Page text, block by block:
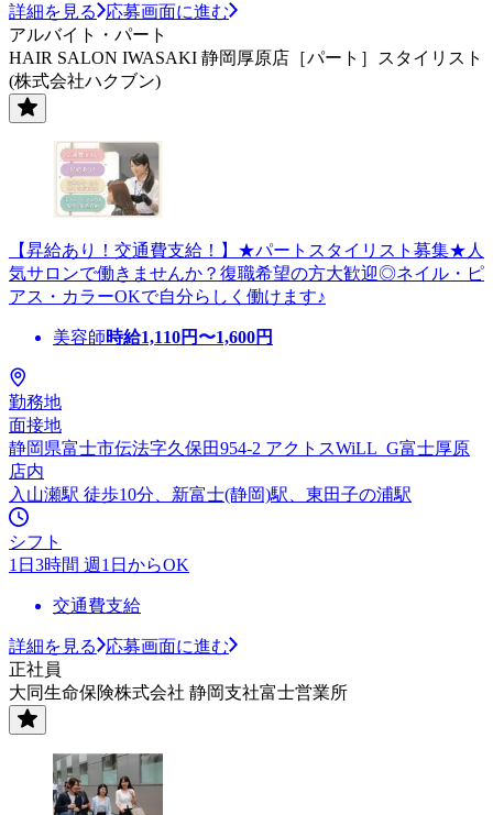
詳細を見る
応募画面に進む
アルバイト・パート
HAIR SALON IWASAKI 静岡厚原店［パート］スタイリスト
(株式会社ハクブン)
【昇給あり！交通費支給！】★パートスタイリスト募集★人
気サロンで働きませんか？復職希望の方大歓迎◎ネイル・ピ
アス・カラーOKで自分らしく働けます♪
美容師時給1,110円〜1,600円
勤務地
面接地
静岡県富士市伝法字久保田954-2 アクトスWiLL_G富士厚原
店内
入山瀬駅 徒歩10分、新富士(静岡)駅、東田子の浦駅
シフト
1日3時間 週1日からOK
交通費支給
詳細を見る
応募画面に進む
正社員
大同生命保険株式会社 静岡支社富士営業所